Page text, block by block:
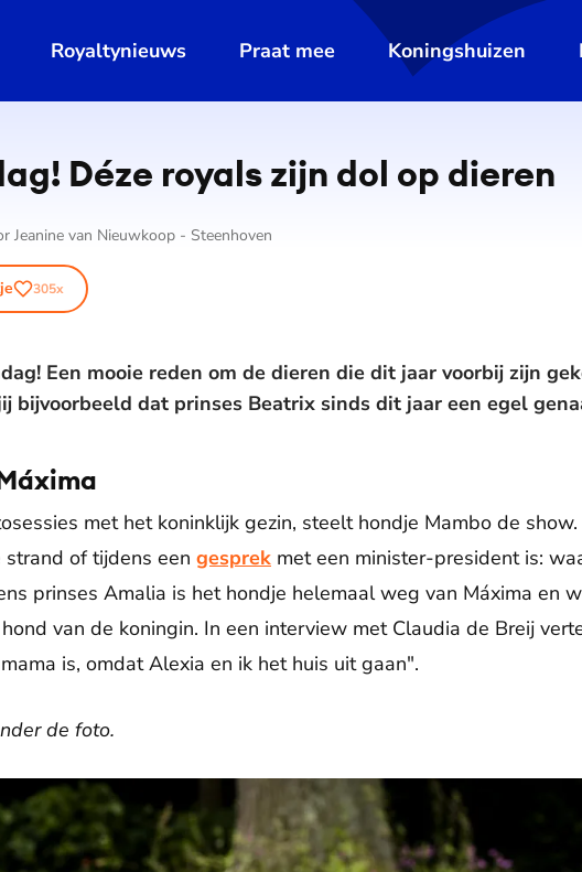
Royaltynieuws Praat mee Koningshuizen
Déze royals zijn dol op dieren
Jeanine van Nieuwkoop - Steenhoven
305x
Een mooie reden om de dieren die dit jaar voorbij zijn
bijvoorbeeld dat prinses Beatrix sinds dit jaar een egel
met het koninklijk gezin, steelt hondje Mambo de
strand of tijdens een gesprek met een minister-president is:
prinses Amalia is het hondje helemaal weg van Máxima en
van de koningin. In een interview met Claudia de Breij
is, omdat Alexia en ik het huis uit gaan".
de foto.